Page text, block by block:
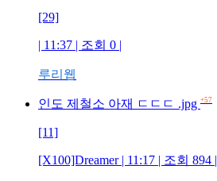
[29]
| 11:37 | 조회 0 |
루리웹
인도 제철소 아재 ㄷㄷㄷ .jpg +57
[11]
[X100]Dreamer | 11:17 | 조회 894 |